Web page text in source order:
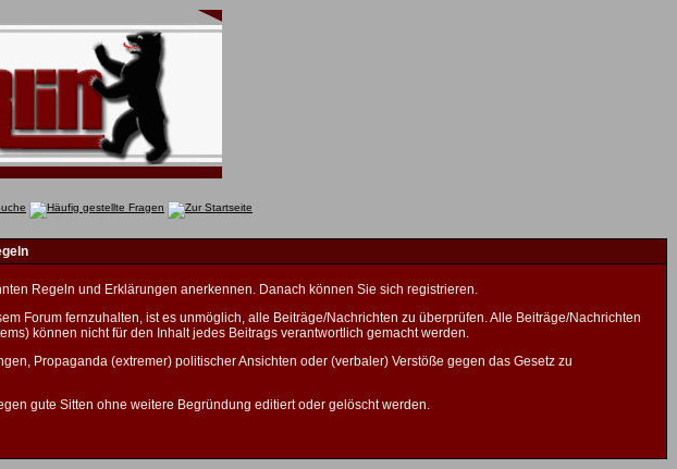
Regeln und Erklärungen anerkennen. Danach können Sie sich registrieren.
Forum fernzuhalten, ist es unmöglich, alle Beiträge/Nachrichten zu überprüfen. Alle Beiträge/Nachrichten
können nicht für den Inhalt jedes Beitrags verantwortlich gemacht werden.
Propaganda (extremer) politischer Ansichten oder (verbaler) Verstöße gegen das Gesetz zu
gute Sitten ohne weitere Begründung editiert oder gelöscht werden.